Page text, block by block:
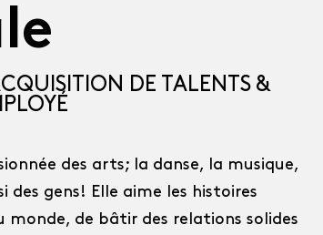
Autres
Pour les
le
DE TALENTS &
des arts; la danse, la musique,
des gens! Elle aime les histoires
monde, de bâtir des relations solides